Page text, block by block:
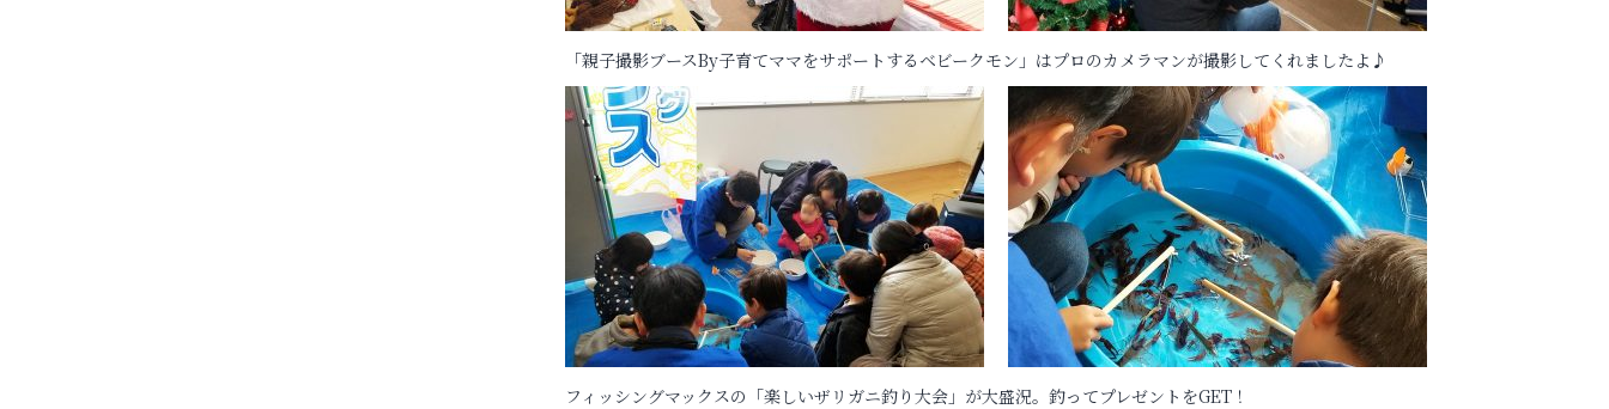
「親子撮影ブースBy子育てママをサポートするベビークモン」はプロのカメラマンが撮影してくれましたよ♪
フィッシングマックスの「楽しいザリガニ釣り大会」が大盛況。釣ってプレゼントをGET！